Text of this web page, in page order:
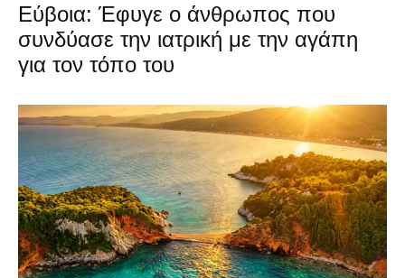
Εύβοια: Έφυγε ο άνθρωπος που
συνδύασε την ιατρική με την αγάπη
για τον τόπο του